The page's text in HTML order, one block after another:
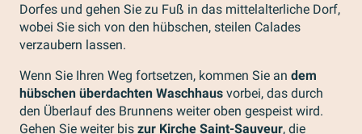
Dorfes und gehen Sie zu Fuß in das mittelalterliche Dorf,
wobei Sie sich von den hübschen, steilen Calades
verzaubern lassen.
Wenn Sie Ihren Weg fortsetzen, kommen Sie an dem
hübschen überdachten Waschhaus vorbei, das durch
den Überlauf des Brunnens weiter oben gespeist wird.
Gehen Sie weiter bis zur Kirche Saint-Sauveur, die